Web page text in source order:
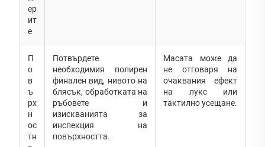
ер
ит
е
П
о
в
ъ
рх
н
ос
тн
Потвърдете
необходимия полирен
финален вид, нивото на
блясък, обработката на
ръбовете и
изискванията за
инспекция на
повърхността.
Масата може да
не отговаря на
очаквания ефект
на лукс или
тактилно усещане.